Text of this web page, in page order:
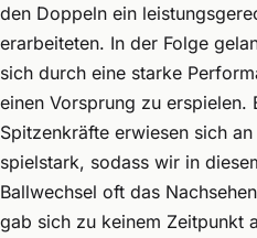
den Doppeln ein
erarbeiteten. In der Folge
sich durch eine starke
einen Vorsprung zu erspielen.
Spitzenkräfte erwiesen sich
spielstark, sodass wir in
Ballwechsel oft das
gab sich zu keinem Zeitpunkt